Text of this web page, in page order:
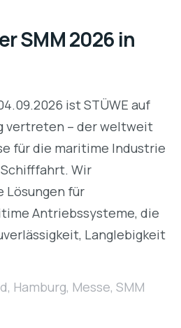
SMM 2026 in
ist STÜWE auf
vertreten – der weltweit
für die maritime Industrie
Wir
Lösungen für
Antriebssysteme, die
Langlebigkeit
, Hamburg, Messe, SMM